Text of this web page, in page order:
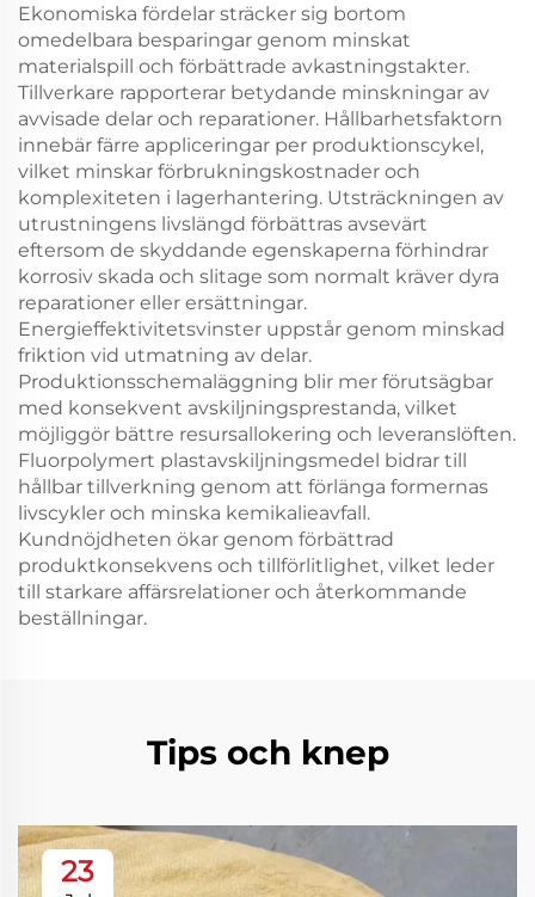
Ekonomiska fördelar sträcker sig bortom
omedelbara besparingar genom minskat
materialspill och förbättrade avkastningstakter.
Tillverkare rapporterar betydande minskningar av
avvisade delar och reparationer. Hållbarhetsfaktorn
innebär färre appliceringar per produktionscykel,
vilket minskar förbrukningskostnader och
komplexiteten i lagerhantering. Utsträckningen av
utrustningens livslängd förbättras avsevärt
eftersom de skyddande egenskaperna förhindrar
korrosiv skada och slitage som normalt kräver dyra
reparationer eller ersättningar.
Energieffektivitetsvinster uppstår genom minskad
friktion vid utmatning av delar.
Produktionsschemaläggning blir mer förutsägbar
med konsekvent avskiljningsprestanda, vilket
möjliggör bättre resursallokering och leveranslöften.
Fluorpolymert plastavskiljningsmedel bidrar till
hållbar tillverkning genom att förlänga formernas
livscykler och minska kemikalieavfall.
Kundnöjdheten ökar genom förbättrad
produktkonsekvens och tillförlitlighet, vilket leder
till starkare affärsrelationer och återkommande
beställningar.
Tips och knep
23